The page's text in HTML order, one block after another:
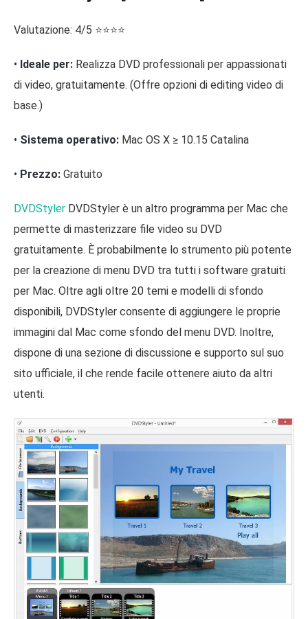
Valutazione: 4/5 ⭐⭐⭐⭐
• Ideale per: Realizza DVD professionali per appassionati
di video, gratuitamente. (Offre opzioni di editing video di
base.)
• Sistema operativo: Mac OS X ≥ 10.15 Catalina
• Prezzo: Gratuito
DVDStyler DVDStyler è un altro programma per Mac che
permette di masterizzare file video su DVD
gratuitamente. È probabilmente lo strumento più potente
per la creazione di menu DVD tra tutti i software gratuiti
per Mac. Oltre agli oltre 20 temi e modelli di sfondo
disponibili, DVDStyler consente di aggiungere le proprie
immagini dal Mac come sfondo del menu DVD. Inoltre,
dispone di una sezione di discussione e supporto sul suo
sito ufficiale, il che rende facile ottenere aiuto da altri
utenti.